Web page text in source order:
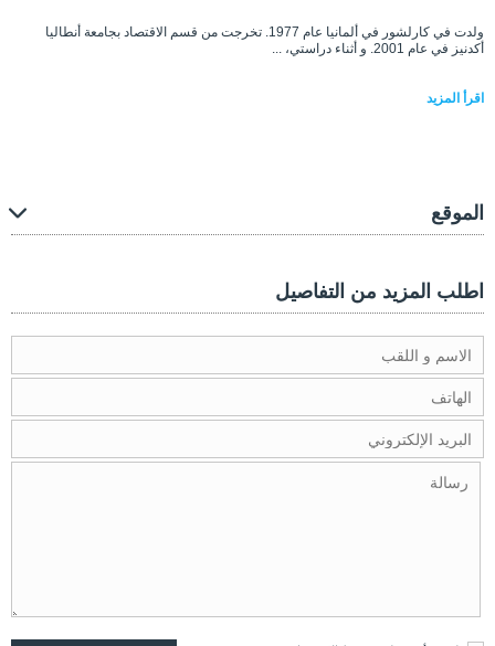
ولدت في كارلشور في ألمانيا عام 1977. تخرجت من قسم الاقتصاد بجامعة أنطاليا
أكدنيز في عام 2001. و أثناء دراستي، ...
اقرأ المزيد
الموقع
اطلب المزيد من التفاصيل